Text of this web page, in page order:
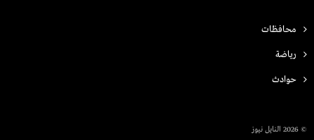
محافظات
رياضة
حوادث
© 2026 النايل نيوز